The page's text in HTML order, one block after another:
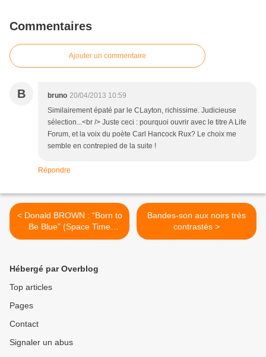
Commentaires
Ajouter un commentaire
B bruno 20/04/2013 10:59
Similairement épaté par le CLayton, richissime. Judicieuse
sélection...<br /> Juste ceci : pourquoi ouvrir avec le titre A Life
Forum, et la voix du poète Carl Hancock Rux? Le choix me
semble en contrepied de la suite !
Répondre
< Donald BROWN : “Born to
Be Blue” (Space Time
Records / Socadisc)
Bandes-son aux noirs très
contrastés >
Hébergé par Overblog
Top articles
Pages
Contact
Signaler un abus